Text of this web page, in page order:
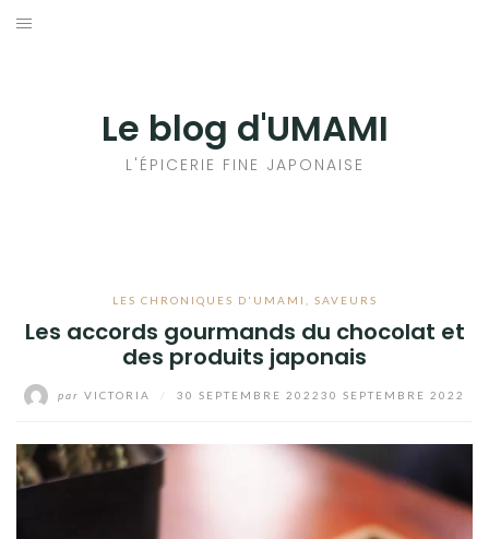
Aller
Le blog d'UMAMI
L'ÉPICERIE FINE JAPONAISE
LES CHRONIQUES D'UMAMI SAVEURS
Les accords gourmands du chocolat et
des produits japonais
par VICTORIA 30 SEPTEMBRE 2022 30 SEPTEMBRE 2022